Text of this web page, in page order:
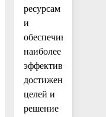
ресурсам
и
обеспечивающих
наиболее
эффективное
достижение
целей и
решение